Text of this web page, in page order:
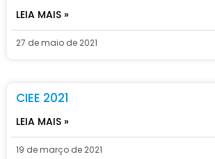
LEIA MAIS »
27 de maio de 2021
CIEE 2021
LEIA MAIS »
19 de março de 2021